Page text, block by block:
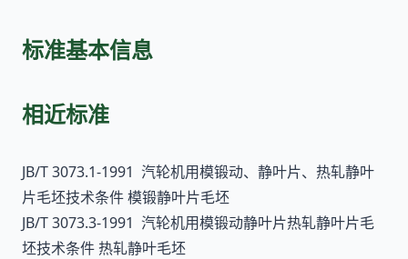
标准基本信息
相近标准
JB/T 3073.1-1991 汽轮机用模锻动、静叶片、热轧静叶
片毛坯技术条件 模锻静叶片毛坯
JB/T 3073.3-1991 汽轮机用模锻动静叶片热轧静叶片毛
坯技术条件 热轧静叶毛坯